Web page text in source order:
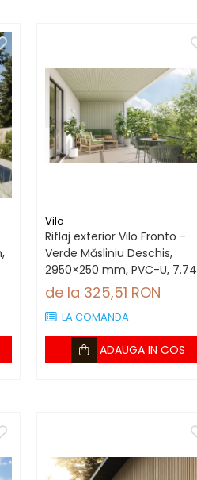
Vilo
Riflaj exterior Vilo Fronto -
Verde Măsliniu Deschis,
2950×250 mm, PVC-U, 7.74
mp/cutie (10 bucăți)
de la 325,51 RON
LA COMANDA
ADAUGA IN COS